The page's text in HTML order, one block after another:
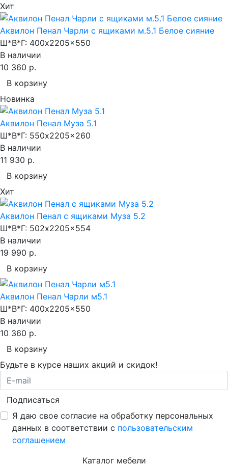
Хит
Аквилон Пенал Чарли с ящиками м.5.1 Белое сияние
Ш*В*Г: 400x2205x550
В наличии
10 360 р.
В корзину
Новинка
Аквилон Пенал Муза 5.1
Ш*В*Г: 550x2205x260
В наличии
11 930 р.
В корзину
Хит
Аквилон Пенал с ящиками Муза 5.2
Ш*В*Г: 502x2205x554
В наличии
19 990 р.
В корзину
Аквилон Пенал Чарли м5.1
Ш*В*Г: 400x2205x550
В наличии
10 360 р.
В корзину
Будьте в курсе наших акций и скидок!
Подписаться
Я даю свое согласие на обработку персональных
данных в соответствии с пользовательским
соглашением
Каталог мебели